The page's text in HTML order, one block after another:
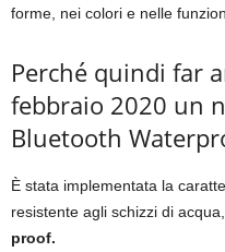
forme, nei colori e nelle
Perché quindi far
febbraio 2020 un
Bluetooth
È stata implementata la
resistente agli schizzi di acqua,
proof.